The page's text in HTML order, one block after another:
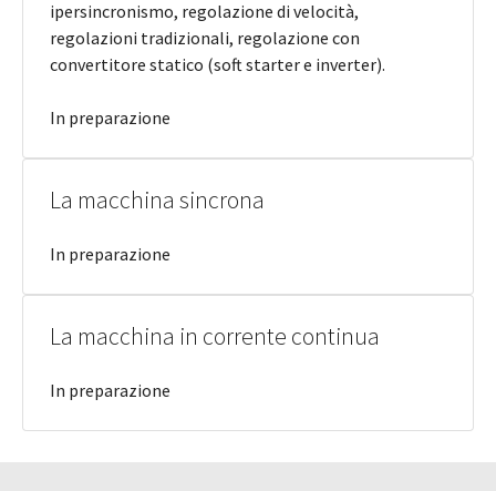
ipersincronismo, regolazione di velocità,
regolazioni tradizionali, regolazione con
convertitore statico (soft starter e inverter).
In preparazione
La macchina sincrona
In preparazione
La macchina in corrente continua
In preparazione